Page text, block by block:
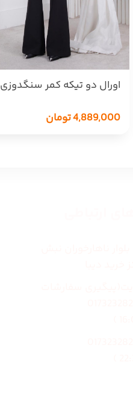
اورال دو تیکه کمر سنگدوزی
4,889,000تومان